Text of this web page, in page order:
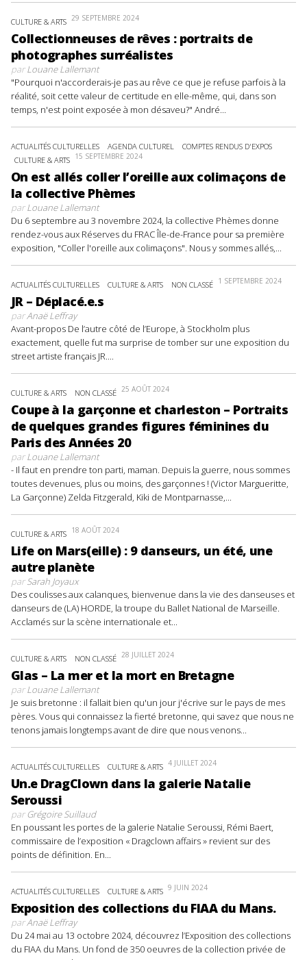
CULTURE & ARTS 29 SEPTEMBRE 2024
Collectionneuses de rêves : portraits de
photographes surréalistes
parLouane Lallemant
"Pourquoi n'accorderais-je pas au rêve ce que je refuse parfois à la
réalité, soit cette valeur de certitude en elle-même, qui, dans son
temps, n'est point exposée à mon désaveu?" André...
ACTUALITÉS CULTURELLES AGENDA CULTUREL
COMPTES RENDUS D'EXPOS
CULTURE & ARTS 15 SEPTEMBRE 2024
On est allés coller l’oreille aux colimaçons de
la collective Phèmes
parLouane Lallemant
Du 6 septembre au 3 novembre 2024, la collective Phèmes donne
rendez-vous aux Réserves du FRAC Île-de-France pour sa première
exposition, "Coller l'oreille aux colimaçons". Nous y sommes allés,...
ACTUALITÉS CULTURELLES CULTURE & ARTS NON CLASSÉ 1 SEPTEMBRE 2024
JR – Déplacé.e.s
parAnaë Leffray
Avant-propos De l’autre côté de l’Europe, à Stockholm plus
exactement, quelle fut ma surprise de tomber sur une exposition du
street artiste français JR....
CULTURE & ARTS NON CLASSÉ 25 AOÛT 2024
Coupe à la garçonne et charleston – Portraits
de quelques grandes figures féminines du
Paris des Années 20
parLouane Lallemant
- Il faut en prendre ton parti, maman. Depuis la guerre, nous sommes
toutes devenues, plus ou moins, des garçonnes ! (Victor Margueritte,
La Garçonne) Zelda Fitzgerald, Kiki de Montparnasse,...
CULTURE & ARTS 18 AOÛT 2024
Life on Mars(eille) : 9 danseurs, un été, une
autre planète
parSarah Joyaux
Des coulisses aux calanques, bienvenue dans la vie des danseuses et
danseurs de (LA) HORDE, la troupe du Ballet National de Marseille.
Acclamés sur la scène internationale et...
CULTURE & ARTS NON CLASSÉ 28 JUILLET 2024
Glas – La mer et la mort en Bretagne
parLouane Lallemant
Je suis bretonne : il fallait bien qu'un jour j'écrive sur le pays de mes
pères. Vous qui connaissez la fierté bretonne, qui savez que nous ne
tenons jamais longtemps avant de dire que nous venons...
ACTUALITÉS CULTURELLES CULTURE & ARTS 4 JUILLET 2024
Un.e DragClown dans la galerie Natalie
Seroussi
parGrégoire Suillaud
En poussant les portes de la galerie Natalie Seroussi, Rémi Baert,
commissaire de l’exposition « Dragclown affairs » revient sur des
points de définition. En...
ACTUALITÉS CULTURELLES CULTURE & ARTS 9 JUIN 2024
Exposition des collections du FIAA du Mans.
parAnaë Leffray
Du 24 mai au 13 octobre 2024, découvrez l’Exposition des collections
du FIAA du Mans. Un fond de 350 oeuvres de la collection privée de